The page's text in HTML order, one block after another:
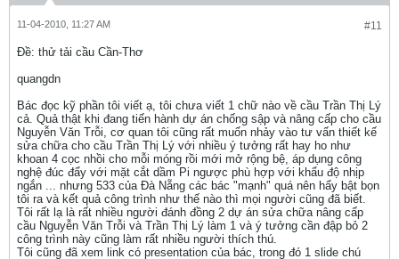
#11
11-04-2010, 11:27 AM
Ðề: thử tải cầu Cần-Thơ
quangdn
Bác đọc kỹ phần tôi viết ạ, tôi chưa viết 1 chữ nào về cầu Trần Thị Lý
cả. Quả thật khi đang tiến hành dự án chống sập và nâng cấp cho cầu
Nguyễn Văn Trỗi, cơ quan tôi cũng rất muốn nhảy vào tư vấn thiết kế
sửa chữa cho cầu Trần Thị Lý với nhiều ý tưởng rất hay ho như
khoan 4 cọc nhồi cho mỗi móng rồi mới mở rộng bệ, áp dụng công
nghệ đúc đẩy với mặt cắt dầm Pi ngược phù hợp với khẩu độ nhịp
ngắn ... nhưng 533 của Đà Nẵng các bác "mạnh" quá nên hẩy bật bọn
tôi ra và kết quả công trình như thế nào thì mọi người cũng đã biết.
Tôi rất lạ là rất nhiều người đánh đồng 2 dự án sửa chữa nâng cấp
cầu Nguyễn Văn Trỗi và Trần Thị Lý làm 1 và ý tưởng cần đập bỏ 2
công trình này cũng làm rất nhiều người thích thú.
Tôi cũng đã xem link có presentation của bác, trong đó 1 slide chú